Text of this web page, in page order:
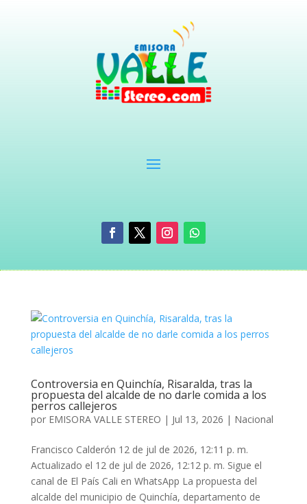
Controversia en Quinchía, Risaralda, tras la
propuesta del alcalde de no darle comida a los
perros callejeros
por EMISORA VALLE STEREO | Jul 13, 2026 | Nacional
Francisco Calderón 12 de jul de 2026, 12:11 p. m.
Actualizado el 12 de jul de 2026, 12:12 p. m. Sigue el
canal de El País Cali en WhatsApp La propuesta del
alcalde del municipio de Quinchía, departamento de